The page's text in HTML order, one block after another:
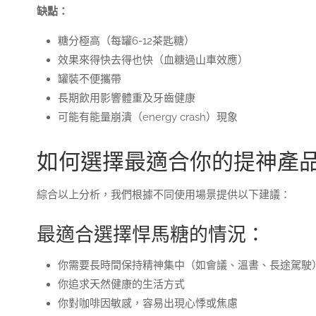
缺點：
糖分極高（每罐6-12茶匙糖）
效果來得快去得也快（血糖過山車效應）
罐裝不便攜帶
長期飲用影響體重及牙齒健康
可能有能量崩潰（energy crash）現象
如何選擇最適合你的提神產
綜合以上分析，我們根據不同使用場景提供以下建議：
最適合選擇悍馬糖的情況：
你需要長時間保持精神集中（如會議、溫書、長途駕駛
你追求天然健康的生活方式
你對咖啡因敏感，容易出現心悸或焦慮